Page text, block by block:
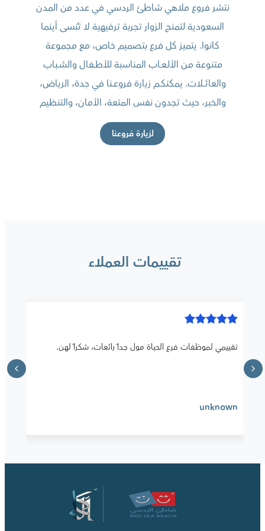
نتشر فروع ملاهي شاطئ الردسي في عدد من المدن
السعودية لتمنح الزوار تجربة ترفيهية لا تُنسى أينما
كانوا. يتميز كل فرع بتصميم خاص، مع مجموعة
متنوعة مـن الألـعــاب المناسبة للأطــفال والشــباب
والعائــــلات. يمكنكــم زيارة فروعــنا في جدة، الرياض،
والخبر، حيث تجدون نفس المتعة، الأمان، والتنظيم
لزيارة فروعنا
تقييمات العملاء
تقييمي لموظفات فرع الحياة مول جداً رائعات، شكراً لهن.
unknown